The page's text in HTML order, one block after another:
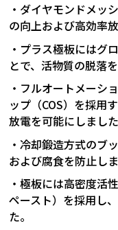
・ダイヤモンドメッ
の向上および高効率
・プラス極板にはグ
とで、活物質の脱落
・フルオートメーシ
ップ（COS）を採用
放電を可能にしました
・冷却鍛造方式のブ
および腐食を防止しま
・極板には高密度活
ペースト）を採用し
た。